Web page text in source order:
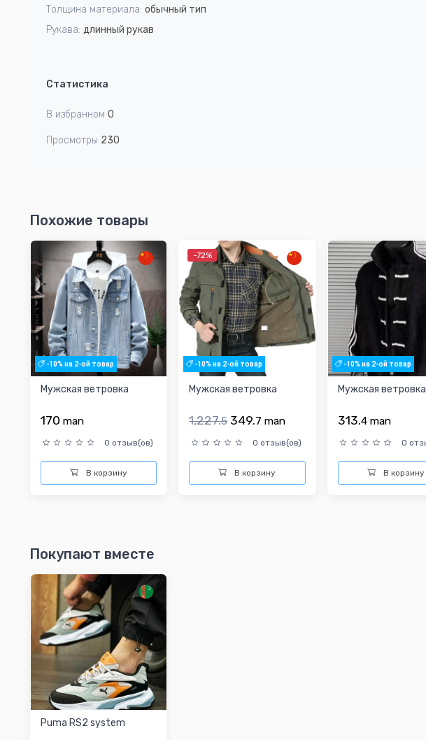
Толщина материала: обычный тип
Рукава: длинный рукав
Статистика
В избранном 0
Просмотры 230
Похожие товары
-10% на 2-ой товар
Мужская ветровка
170 man
0 отзыв(ов)
В корзину
-72%
-10% на 2-ой товар
Мужская ветровка
1,227.5 349.7 man
0 отзыв(ов)
В корзину
-10% на 2-ой товар
Мужская ветровка
313.4 man
0
В корзину
Покупают вместе
Puma RS2 system